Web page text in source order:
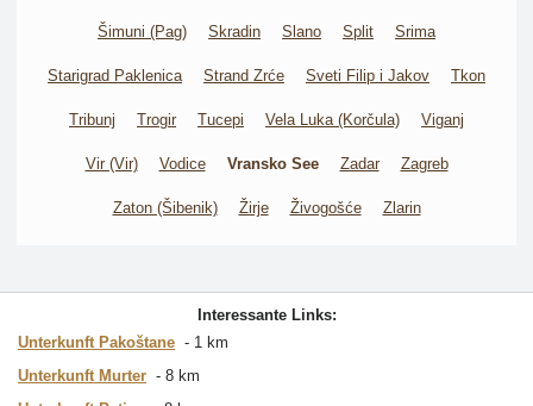
Šimuni (Pag) Skradin Slano Split Srima
Starigrad Paklenica Strand Zrće Sveti Filip i Jakov Tkon
Tribunj Trogir Tucepi Vela Luka (Korčula) Viganj
Vir (Vir) Vodice Vransko See Zadar Zagreb
Zaton (Šibenik) Žirje Živogošće Zlarin
Interessante Links:
Unterkunft Pakoštane
1 km
Unterkunft Murter
8 km